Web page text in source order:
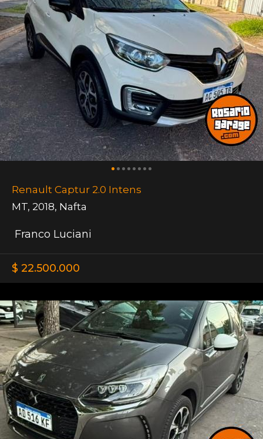
Renault Captur 2.0 Intens
MT, 2018, Nafta
Franco Luciani
$ 22.500.000